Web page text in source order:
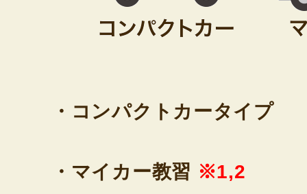
・コンパクトカータイプ
・マイカー教習 ※1,2